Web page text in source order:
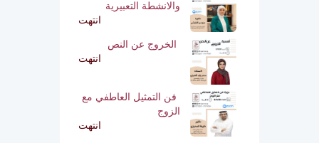
والانشطة التعبيرية
انتهت
الخروج عن النص
انتهت
فن التمثيل العاطفي مع
الزوج
انتهت